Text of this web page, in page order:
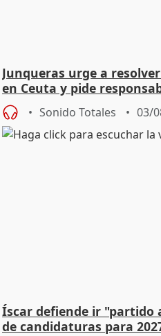
Junqueras urge a
en Ceuta y pide
Sonido Totales 03/
Íscar defiende ir
de candidaturas para